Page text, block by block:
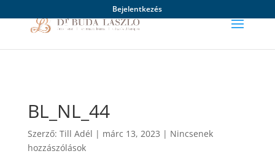
Bejelentkezés
BL_NL_44
Szerző: Till Adél | márc 13, 2023 | Nincsenek
hozzászólások